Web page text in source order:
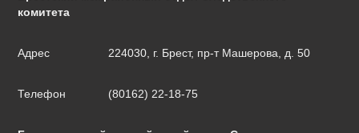
комитета
Адрес 224030, г. Брест, пр-т Машерова, д. 50
Телефон (80162) 22-18-75